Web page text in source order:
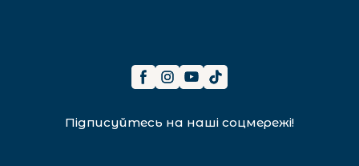
Підписуйтесь на наші соцмережі!